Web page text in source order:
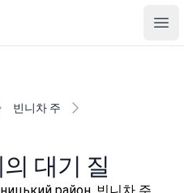
빈니차 주
대기 질